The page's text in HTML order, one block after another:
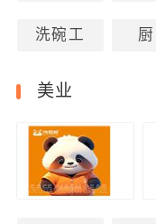
洗碗工
美业